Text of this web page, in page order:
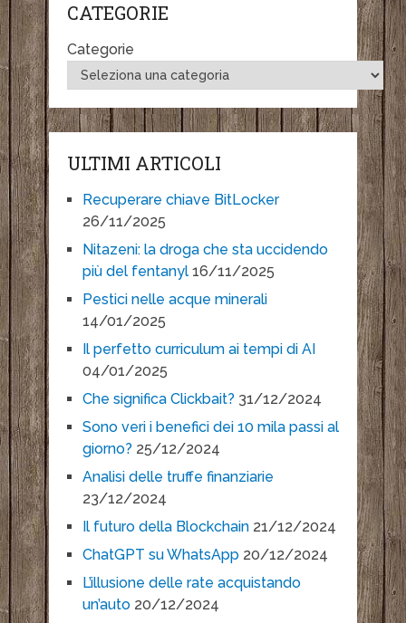
CATEGORIE
Categorie
ULTIMI ARTICOLI
Recuperare chiave BitLocker
26/11/2025
Nitazeni: la droga che sta uccidendo
più del fentanyl 16/11/2025
Pestici nelle acque minerali
14/01/2025
Il perfetto curriculum ai tempi di AI
04/01/2025
Che significa Clickbait? 31/12/2024
Sono veri i benefici dei 10 mila passi al
giorno? 25/12/2024
Analisi delle truffe finanziarie
23/12/2024
Il futuro della Blockchain 21/12/2024
ChatGPT su WhatsApp 20/12/2024
L’illusione delle rate acquistando
un’auto 20/12/2024